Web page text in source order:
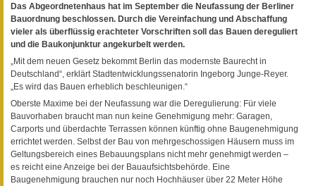
Das Abgeordnetenhaus hat im September die Neufassung der Berliner
Bauordnung beschlossen. Durch die Vereinfachung und Abschaffung
vieler als überflüssig erachteter Vorschriften soll das Bauen dereguliert
und die Baukonjunktur angekurbelt werden.
„Mit dem neuen Gesetz bekommt Berlin das modernste Baurecht in
Deutschland“, erklärt Stadtentwicklungssenatorin Ingeborg Junge-Reyer.
„Es wird das Bauen erheblich beschleunigen.“
Oberste Maxime bei der Neufassung war die Deregulierung: Für viele
Bauvorhaben braucht man nun keine Genehmigung mehr: Garagen,
Carports und überdachte Terrassen können künftig ohne Baugenehmigung
errichtet werden. Selbst der Bau von mehrgeschossigen Häusern muss im
Geltungsbereich eines Bebauungsplans nicht mehr genehmigt werden –
es reicht eine Anzeige bei der Bauaufsichtsbehörde. Eine
Baugenehmigung brauchen nur noch Hochhäuser über 22 Meter Höhe